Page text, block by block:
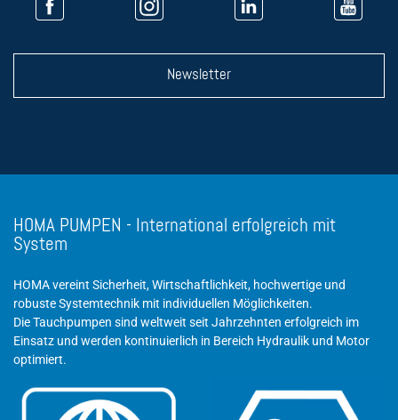
Newsletter
HOMA PUMPEN - International erfolgreich mit
System
HOMA vereint Sicherheit, Wirtschaftlichkeit, hochwertige und
robuste Systemtechnik mit individuellen Möglichkeiten.
Die Tauchpumpen sind weltweit seit Jahrzehnten erfolgreich im
Einsatz und werden kontinuierlich in Bereich Hydraulik und Motor
optimiert.